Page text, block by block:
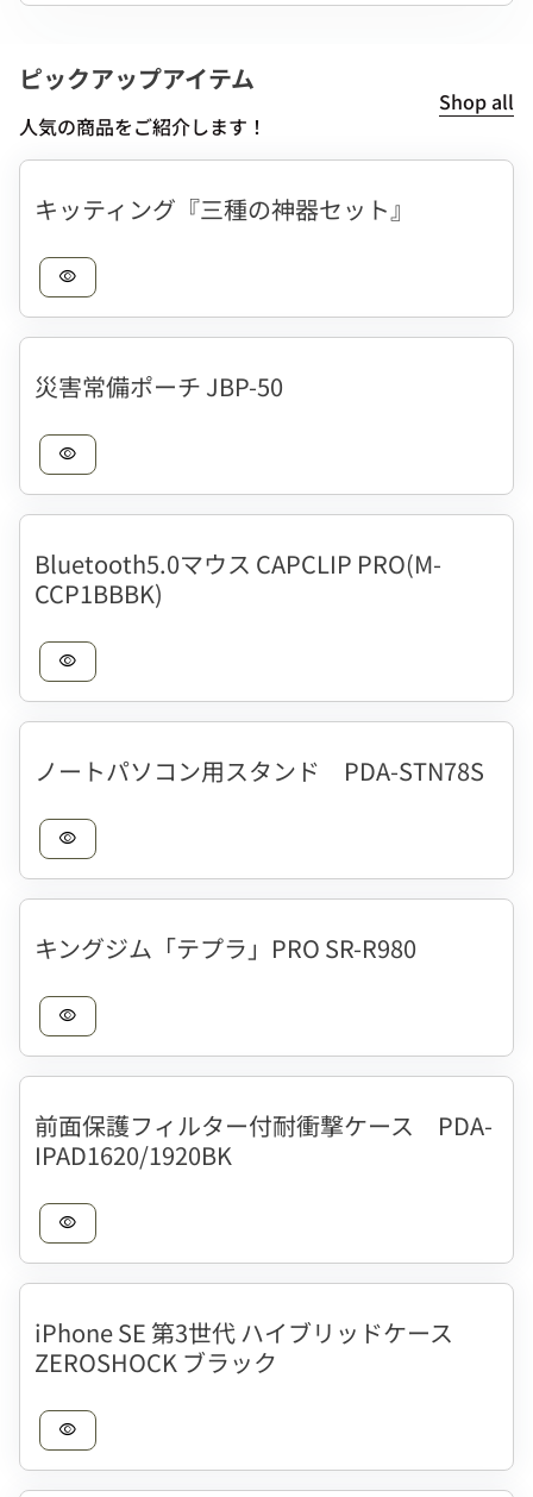
ピックアップアイテム
人気の商品をご紹介します！
Shop all
キッティング『三種の神器セット』
visibility
災害常備ポーチ JBP-50
visibility
Bluetooth5.0マウス CAPCLIP PRO(M-
CCP1BBBK)
visibility
ノートパソコン用スタンド PDA-STN78S
visibility
キングジム「テプラ」PRO SR-R980
visibility
前面保護フィルター付耐衝撃ケース PDA-
IPAD1620/1920BK
visibility
iPhone SE 第3世代 ハイブリッドケース
ZEROSHOCK ブラック
visibility